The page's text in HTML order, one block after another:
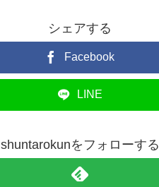
シェアする
Facebook
LINE
shuntarokunをフォローする